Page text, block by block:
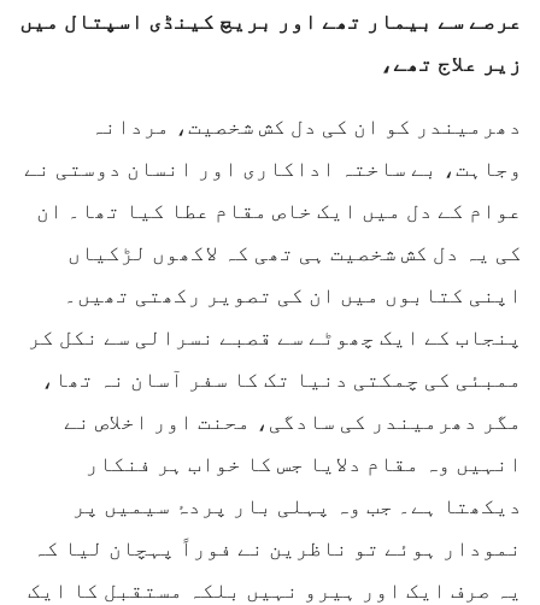
عرصے سے بیمار تھے اور بریچ کینڈی اسپتال میں
زیر علاج تھے،
دھرمیندر کو ان کی دل کش شخصیت، مردانہ
وجاہت، بے ساختہ اداکاری اور انسان دوستی نے
عوام کے دل میں ایک خاص مقام عطا کیا تھا۔ ان
کی یہ دل کش شخصیت ہی تھی کہ لاکھوں لڑکیاں
اپنی کتابوں میں ان کی تصویر رکھتی تھیں۔
پنجاب کے ایک چھوٹے سے قصبے نسرالی سے نکل کر
ممبئی کی چمکتی دنیا تک کا سفر آسان نہ تھا،
مگر دھرمیندر کی سادگی، محنت اور اخلاص نے
انہیں وہ مقام دلایا جس کا خواب ہر فنکار
دیکھتا ہے۔ جب وہ پہلی بار پردۂ سیمیں پر
نمودار ہوئے تو ناظرین نے فوراً پہچان لیا کہ
یہ صرف ایک اور ہیرو نہیں بلکہ مستقبل کا ایک